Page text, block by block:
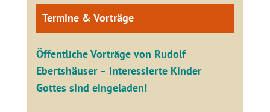
Termine & Vorträge
Öffentliche Vorträge von Rudolf
Ebertshäuser – interessierte Kinder
Gottes sind eingeladen!